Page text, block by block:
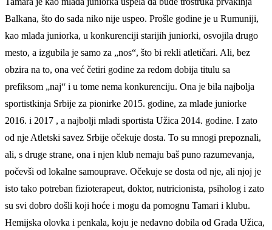
Balkana, što do sada niko nije uspeo. Prošle godine je u Rumuniji,
kao mlađa juniorka, u konkurenciji starijih juniorki, osvojila drugo
mesto, a izgubila je samo za „nos“, što bi rekli atletičari. Ali, bez
obzira na to, ona već četiri godine za redom dobija titulu sa
prefiksom „naj“ i u tome nema konkurenciju. Ona je bila najbolja
sportistkinja Srbije za pionirke 2015. godine, za mlađe juniorke
2016. i 2017 , a najbolji mladi sportista Užica 2014. godine. I zato
od nje Atletski savez Srbije očekuje dosta. To su mnogi prepoznali,
ali, s druge strane, ona i njen klub nemaju baš puno razumevanja,
počevši od lokalne samouprave. Očekuje se dosta od nje, ali njoj je
isto tako potreban fizioterapeut, doktor, nutricionista, psiholog i zato
su svi dobro došli koji hoće i mogu da pomognu Tamari i klubu.
Hemijska olovka i penkala, koju je nedavno dobila od Grada Užica,